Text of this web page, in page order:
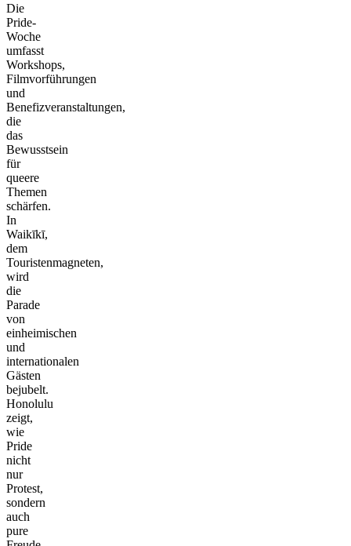
Die
Pride-
Woche
umfasst
Workshops,
Filmvorführungen
und
Benefizveranstaltungen,
die
das
Bewusstsein
für
queere
Themen
schärfen.
In
Waikīkī,
dem
Touristenmagneten,
wird
die
Parade
von
einheimischen
und
internationalen
Gästen
bejubelt.
Honolulu
zeigt,
wie
Pride
nicht
nur
Protest,
sondern
auch
pure